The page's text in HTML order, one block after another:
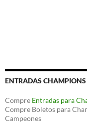
ENTRADAS
Compre Entradas para
Compre Boletos para
Campeones